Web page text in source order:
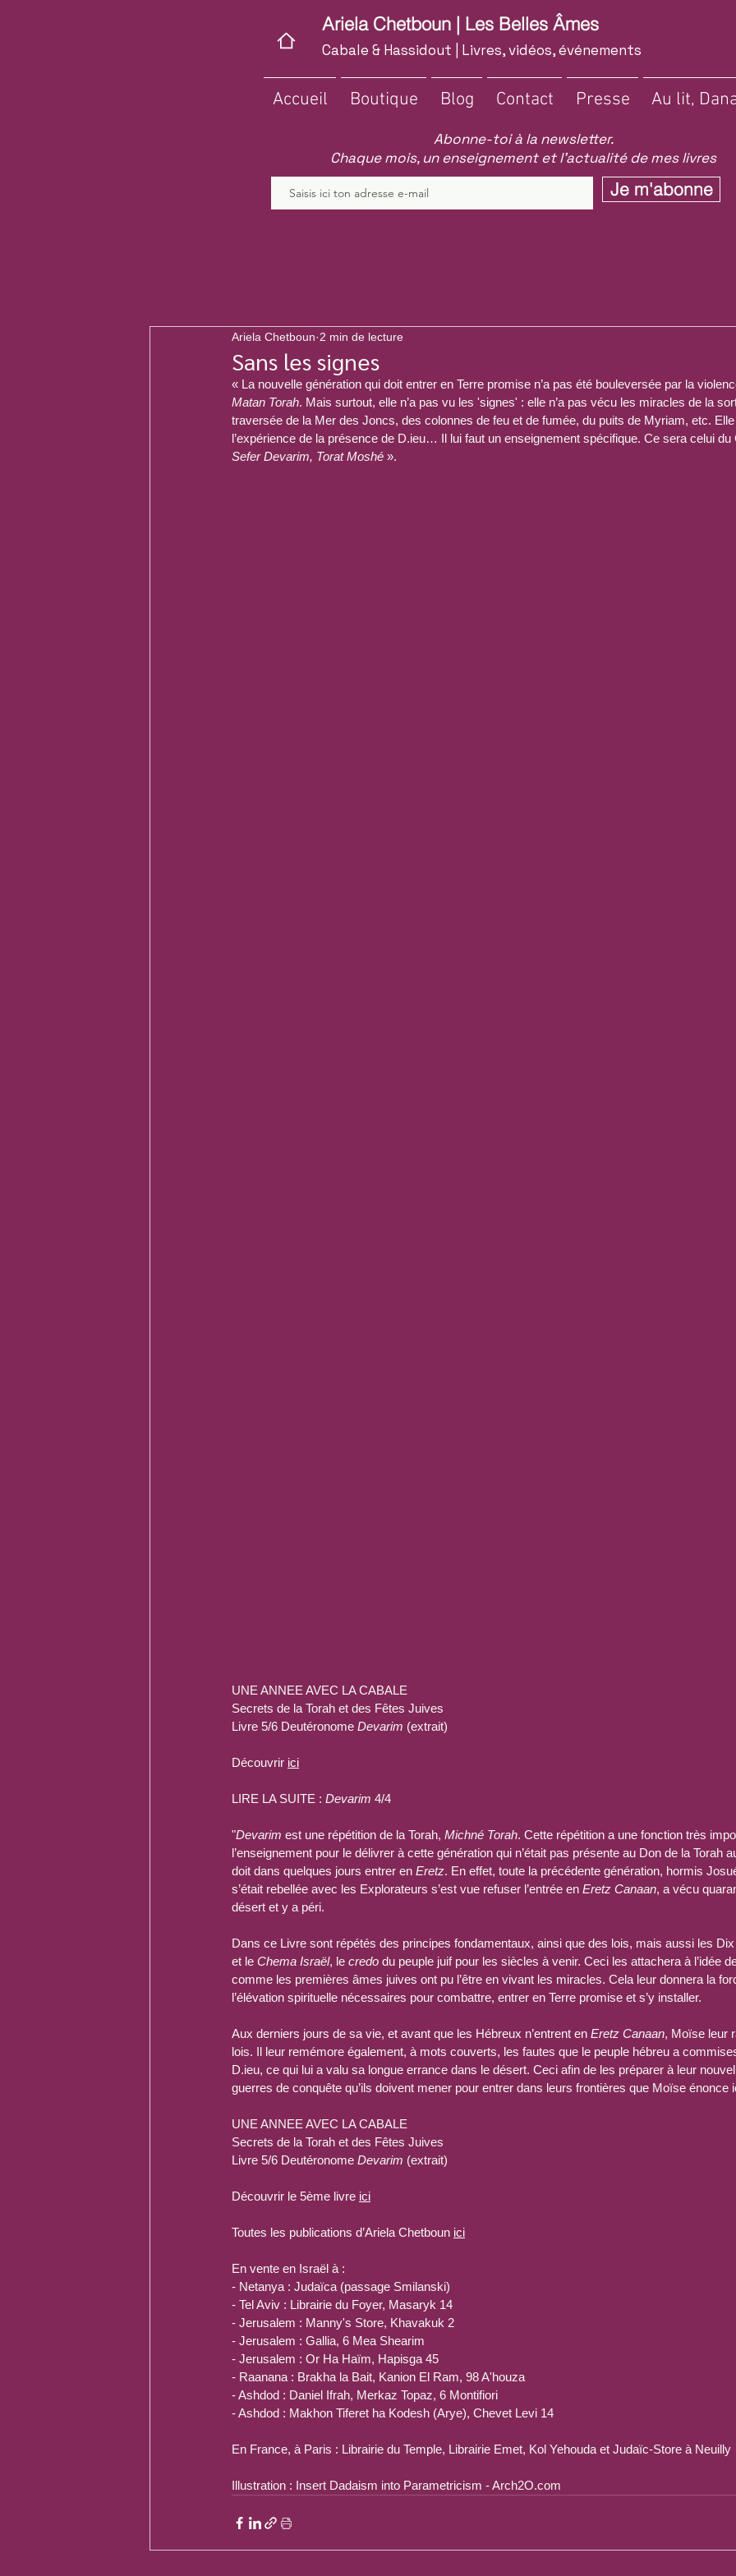
Ariela Chetboun | Les Belles Âmes
Cabale & Hassidout | Livres, vidéos, événements
Accueil Boutique Blog Contact Presse Au lit,
Abonne-toi à la newsletter.
Chaque mois, un enseignement et l'actualité de mes livres
Je m'abonne
Sans les signes
Ariela Chetboun 2 min de lecture
« La nouvelle génération qui doit entrer en Terre promise n’a pas été bouleversée par la
Matan Torah. Mais surtout, elle n’a pas vu les 'signes' : elle n’a pas vécu les miracles de la
traversée de la Mer des Joncs, des colonnes de feu et de fumée, du puits de Myriam, etc. Elle
l’expérience de la présence de D.ieu… Il lui faut un enseignement spécifique. Ce sera celui du
Sefer Devarim, Torat Moshé ».
UNE ANNEE AVEC LA CABALE
Secrets de la Torah et des Fêtes Juives
Livre 5/6 Deutéronome Devarim (extrait)
Découvrir ici
LIRE LA SUITE : Devarim 4/4
"Devarim est une répétition de la Torah, Michné Torah. Cette répétition a une fonction très
l’enseignement pour le délivrer à cette génération qui n’était pas présente au Don de la Torah
doit dans quelques jours entrer en Eretz. En effet, toute la précédente génération, hormis
s’était rebellée avec les Explorateurs s’est vue refuser l’entrée en Eretz Canaan, a vécu
désert et y a péri.
Dans ce Livre sont répétés des principes fondamentaux, ainsi que des lois, mais aussi les
et le Chema Israël, le credo du peuple juif pour les siècles à venir. Ceci les attachera à l’idée
comme les premières âmes juives ont pu l’être en vivant les miracles. Cela leur donnera la
l’élévation spirituelle nécessaires pour combattre, entrer en Terre promise et s’y installer.
Aux derniers jours de sa vie, et avant que les Hébreux n’entrent en Eretz Canaan, Moïse leur
lois. Il leur remémore également, à mots couverts, les fautes que le peuple hébreu a
D.ieu, ce qui lui a valu sa longue errance dans le désert. Ceci afin de les préparer à leur
guerres de conquête qu’ils doivent mener pour entrer dans leurs frontières que Moïse énonce
UNE ANNEE AVEC LA CABALE
Secrets de la Torah et des Fêtes Juives
Livre 5/6 Deutéronome Devarim (extrait)
Découvrir le 5ème livre ici
Toutes les publications d’Ariela Chetboun ici
En vente en Israël à :
- Netanya : Judaïca (passage Smilanski)
- Tel Aviv : Librairie du Foyer, Masaryk 14
- Jerusalem : Manny's Store, Khavakuk 2
- Jerusalem : Gallia, 6 Mea Shearim
- Jerusalem : Or Ha Haïm, Hapisga 45
- Raanana : Brakha la Bait, Kanion El Ram, 98 A'houza
- Ashdod : Daniel Ifrah, Merkaz Topaz, 6 Montifiori
- Ashdod : Makhon Tiferet ha Kodesh (Arye), Chevet Levi 14
En France, à Paris : Librairie du Temple, Librairie Emet, Kol Yehouda et Judaïc-Store à Neuilly
Illustration : Insert Dadaism into Parametricism - Arch2O.com